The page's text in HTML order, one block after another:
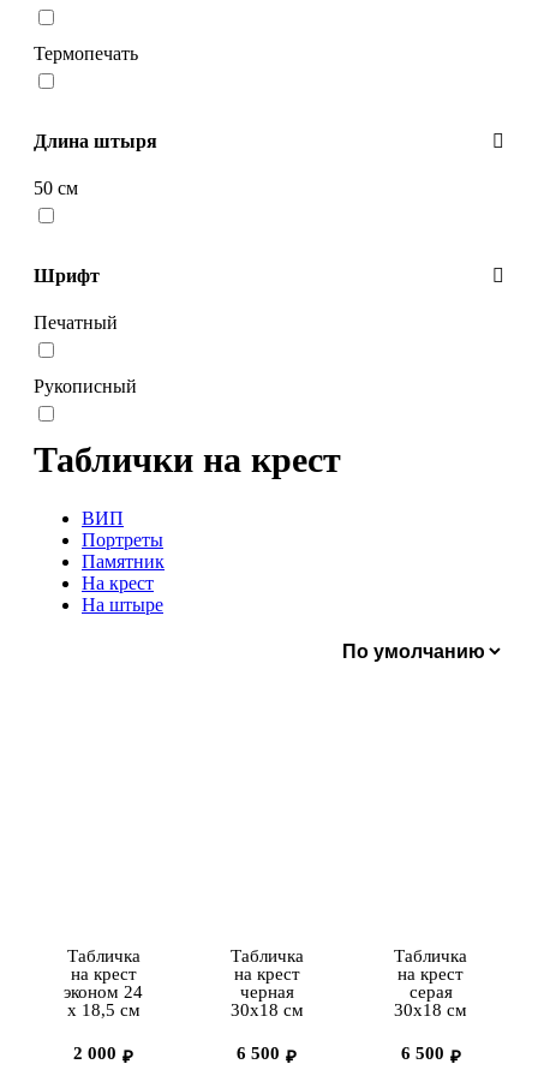
Термопечать
Длина штыря
50 см
Шрифт
Печатный
Рукописный
Таблички на крест
ВИП
Портреты
Памятник
На крест
На штыре
Табличка
на крест
эконом 24
х 18,5 см
₽
2 000
Табличка
на крест
черная
30х18 см
₽
6 500
Табличка
на крест
серая
30х18 см
₽
6 500